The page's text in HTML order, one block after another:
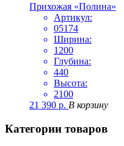
Прихожая «Полина»
Артикул:
05174
Ширина:
1200
Глубина:
440
Высота:
2100
21 390 р. В корзину
Категории товаров